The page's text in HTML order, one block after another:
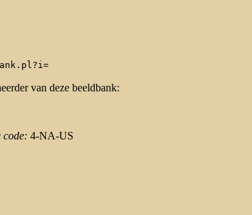
van deze beeldbank:
code: 4-NA-US